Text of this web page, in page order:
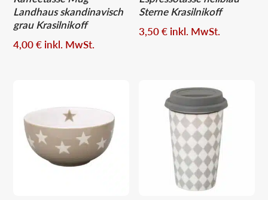
Landhaus skandinavisch
grau Krasilnikoff
4,00€ inkl. MwSt.
Sterne Krasilnikoff
3,50€ inkl. MwSt.